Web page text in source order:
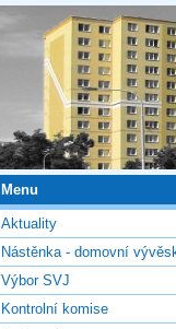
Menu
Aktuality
Nástěnka - domovní
Výbor SVJ
Kontrolní komise